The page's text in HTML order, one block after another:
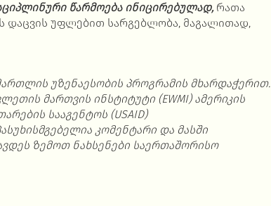
წარმოება ინიცირებულად,რათა
უფლებით სარგებლობა, მაგალითად,
უზენაესობის პროგრამის მხარდაჭერით.
მართვის ინსტიტუტი (EWMI) ამერიკის
სააგენტოს (USAID)
კომენტარი და მასში
ზემოთ ნახსენები საერთაშორისო